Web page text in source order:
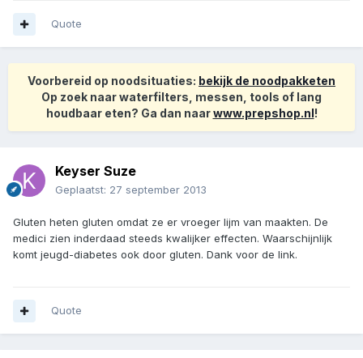
Quote
Voorbereid op noodsituaties: bekijk de noodpakketen
Op zoek naar waterfilters, messen, tools of lang
houdbaar eten? Ga dan naarwww.prepshop.nl!
Keyser Suze
Geplaatst: 27 september 2013
Gluten heten gluten omdat ze er vroeger lijm van maakten. De
medici zien inderdaad steeds kwalijker effecten. Waarschijnlijk
komt jeugd-diabetes ook door gluten. Dank voor de link.
Quote